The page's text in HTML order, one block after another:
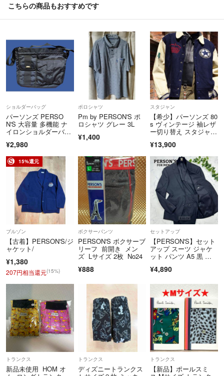
こちらの商品もおすすめです
ショルダーバッグ
パーソンズ PERSO
N'S 大容量 多機能 ナ
イロンショルダーバッ
¥2,980
ポロシャツ
Pm by PERSON'S ポ
ロシャツ グレー 3L
¥1,400
スタジャン
【希少】パーソンズ 80
s ヴィンテージ 袖レザ
ー切り替え スタジャ
¥13,900
15%還元
ブルゾン
【古着】PERSON'S/ジ
ャケット/
¥1,380
207円相当還元(15%)
ボクサーパンツ
PERSON'S ボクサーブ
リーフ 前開き メン
ズ Lサイズ 2枚 No24
¥888
セットアップ
【PERSON'S】セット
アップ スーツ ジャケ
ット パンツ A5 黒 背
¥4,890
トランクス
新品未使用 HOM オ
トランクス
ディズニートランクス
トランクス
【新品】ポールスミ